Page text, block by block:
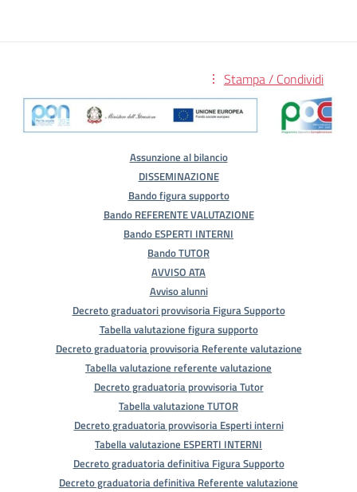
Stampa / Condividi
Assunzione al bilancio
DISSEMINAZIONE
Bando figura supporto
Bando REFERENTE VALUTAZIONE
Bando ESPERTI INTERNI
Bando TUTOR
AVVISO ATA
Avviso alunni
Decreto graduatori provvisoria Figura Supporto
Tabella valutazione figura supporto
Decreto graduatoria provvisoria Referente valutazione
Tabella valutazione referente valutazione
Decreto graduatoria provvisoria Tutor
Tabella valutazione TUTOR
Decreto graduatoria provvisoria Esperti interni
Tabella valutazione ESPERTI INTERNI
Decreto graduatoria definitiva Figura Supporto
Decreto graduatoria definitiva Referente valutazione